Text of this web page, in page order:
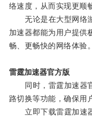
络速度，从而实现更顺
无论是在大型网络游
加速器都能为用户提供
畅、更畅快的网络体验。
雷霆加速器官方版
同时，雷霆加速器官
路切换等功能，确保用
立即下载雷霆加速器